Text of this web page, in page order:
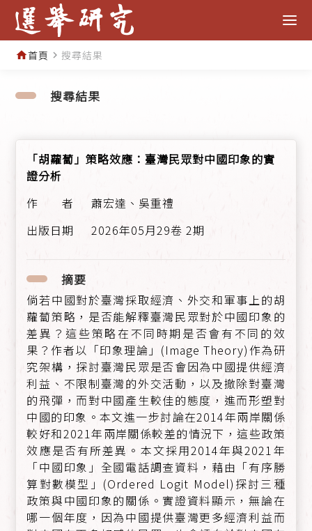
home首頁 navigate_next搜尋結果
搜尋結果
「胡蘿蔔」策略效應：臺灣民眾對中國印象的實
證分析
蕭宏達、吳重禮
2026年05月29卷 2期
摘要
倘若中國對於臺灣採取經濟、外交和軍事上的胡
蘿蔔策略，是否能解釋臺灣民眾對於中國印象的
差異？這些策略在不同時期是否會有不同的效
果？作者以「印象理論」(Image Theory)作為研
究架構，探討臺灣民眾是否會因為中國提供經濟
利益、不限制臺灣的外交活動，以及撤除對臺灣
的飛彈，而對中國產生較佳的態度，進而形塑對
中國的印象。本文進一步討論在2014年兩岸關係
較好和2021年兩岸關係較差的情況下，這些政策
效應是否有所差異。本文採用2014年與2021年
「中國印象」全國電話調查資料，藉由「有序勝
算對數模型」(Ordered Logit Model)探討三種
政策與中國印象的關係。實證資料顯示，無論在
哪一個年度，因為中國提供臺灣更多經濟利益而